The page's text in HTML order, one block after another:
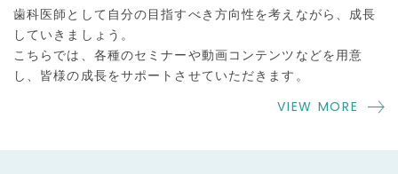
歯科医師として自分の目指すべき方向性を考えながら、成長
していきましょう。
こちらでは、各種のセミナーや動画コンテンツなどを用意
し、皆様の成長をサポートさせていただきます。
VIEW MORE